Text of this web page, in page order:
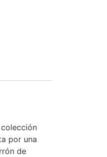
por una
de